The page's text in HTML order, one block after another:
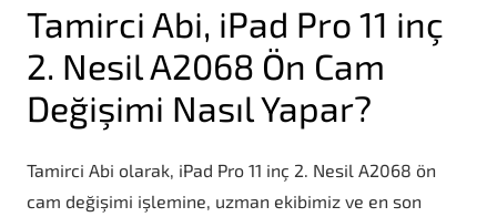
Tamirci Abi, iPad Pro 11 inç
2. Nesil A2068 Ön Cam
Değişimi Nasıl Yapar?
Tamirci Abi olarak, iPad Pro 11 inç 2. Nesil A2068 ön
cam değişimi işlemine, uzman ekibimiz ve en son